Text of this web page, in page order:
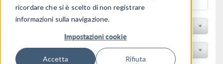
ricordare che si è scelto di non registrare
informazioni sulla navigazione.
Impostazioni cookie
Accetta Rifiuta
Filter by Industry